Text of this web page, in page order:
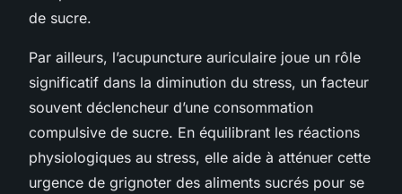
de sucre.
Par ailleurs, l’acupuncture auriculaire joue un rôle
significatif dans la diminution du stress, un facteur
souvent déclencheur d’une consommation
compulsive de sucre. En équilibrant les réactions
physiologiques au stress, elle aide à atténuer cette
urgence de grignoter des aliments sucrés pour se